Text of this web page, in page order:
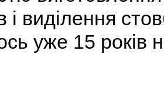
і виділення
уже 15 років